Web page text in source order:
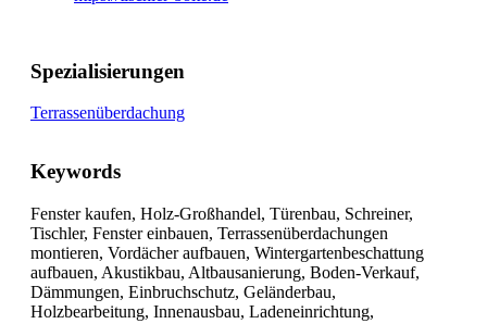
Spezialisierungen
Terrassenüberdachung
Keywords
Fenster kaufen, Holz-Großhandel, Türenbau, Schreiner,
Tischler, Fenster einbauen, Terrassenüberdachungen
montieren, Vordächer aufbauen, Wintergartenbeschattung
aufbauen, Akustikbau, Altbausanierung, Boden-Verkauf,
Dämmungen, Einbruchschutz, Geländerbau,
Holzbearbeitung, Innenausbau, Ladeneinrichtung,